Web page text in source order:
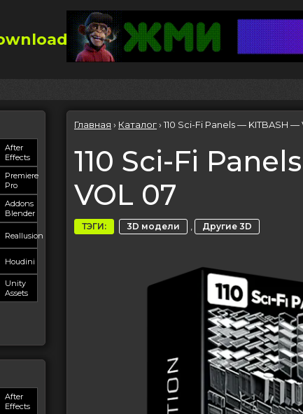
After
Effects
Premiere
Pro
Addons
Blender
Reallusion
Houdini
Unity
Assets
After
Effects
Главная › Каталог› 110 Sci-Fi Panels — KITBASH —
110 Sci-Fi
VOL 07
ТЭГИ: 3D модели , Другие 3D